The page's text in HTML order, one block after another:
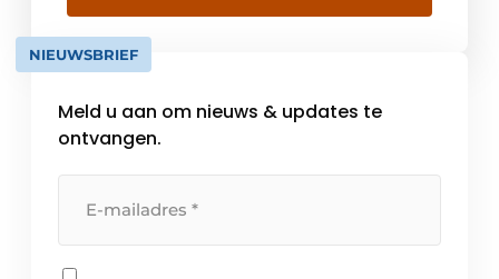
te verdiepen. De projecten […]
NIEUWSBRIEF
Meld u aan om nieuws & updates te
ontvangen.